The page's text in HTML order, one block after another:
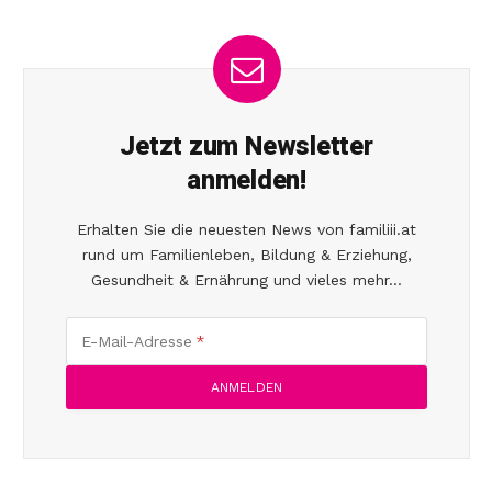
Jetzt zum Newsletter
anmelden!
Erhalten Sie die neuesten News von familiii.at
rund um Familienleben, Bildung & Erziehung,
Gesundheit & Ernährung und vieles mehr...
E-Mail-Adresse